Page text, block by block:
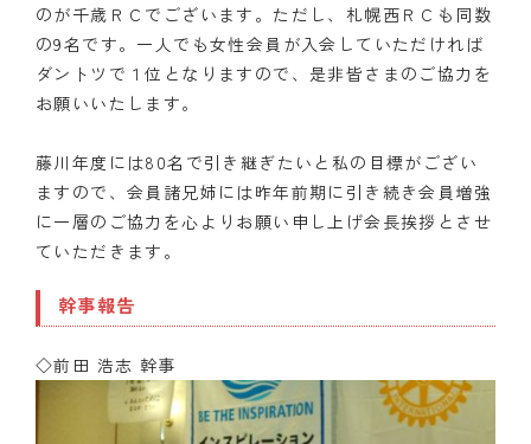
のが千歳ＲＣでございます。ただし、札幌西ＲＣも同数
の9名です。一人でも女性会員が入会していただければ
ダントツで１位となりますので、是非皆さまのご協力を
お願いいたします。
藤川年度には80名で引き継ぎたいと私の目標がござい
ますので、会員諸兄姉には昨年前期に引き続き会員増強
に一層のご協力を心よりお願い申し上げ会長挨拶とさせ
ていただきます。
幹事報告
◇前田 浩志 幹事